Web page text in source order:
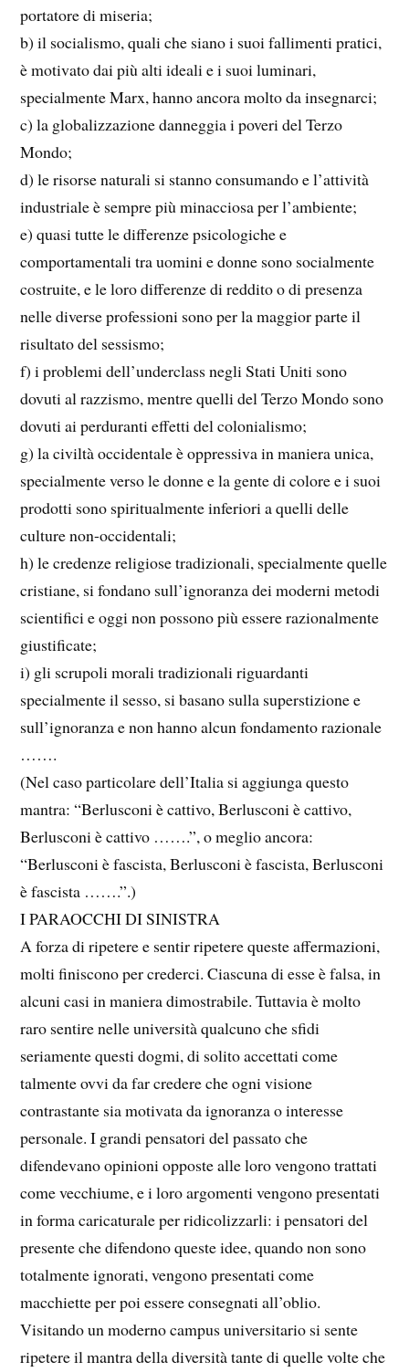
portatore di miseria;
b) il socialismo, quali che siano i suoi fallimenti pratici,
è motivato dai più alti ideali e i suoi luminari,
specialmente Marx, hanno ancora molto da insegnarci;
c) la globalizzazione danneggia i poveri del Terzo
Mondo;
d) le risorse naturali si stanno consumando e l’attività
industriale è sempre più minacciosa per l’ambiente;
e) quasi tutte le differenze psicologiche e
comportamentali tra uomini e donne sono socialmente
costruite, e le loro differenze di reddito o di presenza
nelle diverse professioni sono per la maggior parte il
risultato del sessismo;
f) i problemi dell’underclass negli Stati Uniti sono
dovuti al razzismo, mentre quelli del Terzo Mondo sono
dovuti ai perduranti effetti del colonialismo;
g) la civiltà occidentale è oppressiva in maniera unica,
specialmente verso le donne e la gente di colore e i suoi
prodotti sono spiritualmente inferiori a quelli delle
culture non-occidentali;
h) le credenze religiose tradizionali, specialmente quelle
cristiane, si fondano sull’ignoranza dei moderni metodi
scientifici e oggi non possono più essere razionalmente
giustificate;
i) gli scrupoli morali tradizionali riguardanti
specialmente il sesso, si basano sulla superstizione e
sull’ignoranza e non hanno alcun fondamento razionale
…….
(Nel caso particolare dell’Italia si aggiunga questo
mantra: “Berlusconi è cattivo, Berlusconi è cattivo,
Berlusconi è cattivo …….”, o meglio ancora:
“Berlusconi è fascista, Berlusconi è fascista, Berlusconi
è fascista …….”.)
I PARAOCCHI DI SINISTRA
A forza di ripetere e sentir ripetere queste affermazioni,
molti finiscono per crederci. Ciascuna di esse è falsa, in
alcuni casi in maniera dimostrabile. Tuttavia è molto
raro sentire nelle università qualcuno che sfidi
seriamente questi dogmi, di solito accettati come
talmente ovvi da far credere che ogni visione
contrastante sia motivata da ignoranza o interesse
personale. I grandi pensatori del passato che
difendevano opinioni opposte alle loro vengono trattati
come vecchiume, e i loro argomenti vengono presentati
in forma caricaturale per ridicolizzarli: i pensatori del
presente che difendono queste idee, quando non sono
totalmente ignorati, vengono presentati come
macchiette per poi essere consegnati all’oblio.
Visitando un moderno campus universitario si sente
ripetere il mantra della diversità tante di quelle volte che